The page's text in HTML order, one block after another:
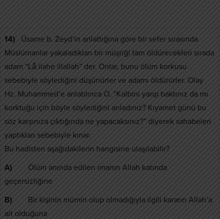
14) Üsame b. Zeyd’in anlattığına göre bir sefer sırasında
Müslümanlar yakaladıkları bir müşriği tam öldürecekleri sırada
adam “Lâ ilahe illallah” der. Onlar, bunu ölüm korkusu
sebebiyle söylediğini düşünürler ve adamı öldürürler. Olay
Hz. Muhammed’e anlatılınca O, “Kalbini yarıp baktınız da mı
korktuğu için böyle söylediğini anladınız? Kıyamet günü bu
söz karşınıza çıktığında ne yapacaksınız?” diyerek sahabeleri
yaptıkları sebebiyle kınar.
Bu hadisten aşağıdakilerin hangisine ulaşılabilir?
A)
Ölüm anında edilen imanın Allah katında
geçersizliğine
B)
Bir kişinin mümin olup olmadığıyla ilgili kararın Allah’a
ait olduğuna